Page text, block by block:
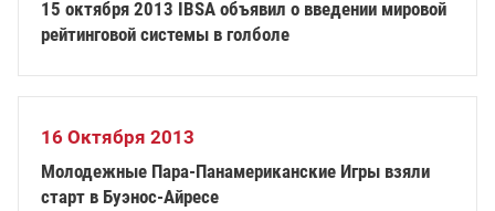
15 октября 2013 IBSA объявил о введении мировой
рейтинговой системы в голболе
16 Октября 2013
Молодежные Пара-Панамериканские Игры взяли
старт в Буэнос-Айресе